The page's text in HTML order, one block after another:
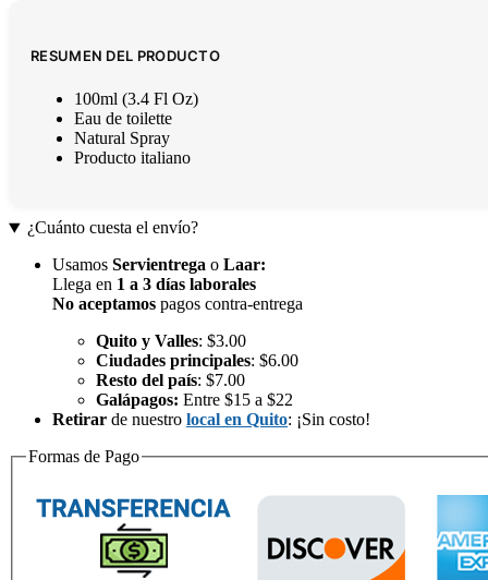
RESUMEN DEL PRODUCTO
100ml (3.4 Fl Oz)
Eau de toilette
Natural Spray
Producto italiano
¿Cuánto cuesta el envío?
Usamos Servientrega o Laar:
Llega en 1 a 3 días laborales
No aceptamos pagos contra-entrega
Quito y Valles: $3.00
Ciudades principales: $6.00
Resto del país: $7.00
Galápagos: Entre $15 a $22
Retirar de nuestro local en Quito: ¡Sin costo!
Formas de Pago